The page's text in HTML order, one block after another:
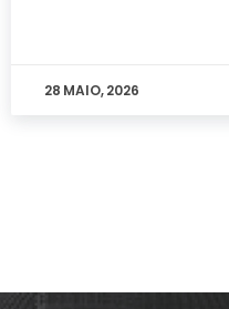
28 MAIO, 2026